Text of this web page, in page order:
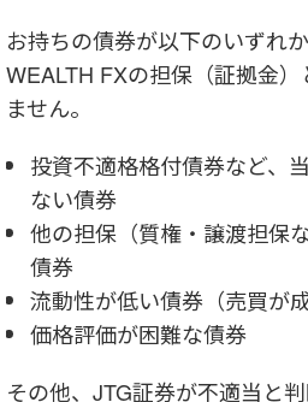
お持ちの債券が以下のいずれ
WEALTH FXの担保（証拠金
ません。
投資不適格格付債券など、
ない債券
他の担保（質権・譲渡担保
債券
流動性が低い債券（売買が
価格評価が困難な債券
その他、JTG証券が不適当と